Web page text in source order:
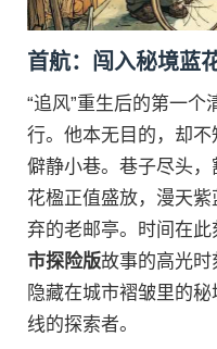
首航：闯入秘境蓝
“追风”重生后的第一
行。他本无目的，却
僻静小巷。巷子尽头
花楹正值盛放，漫天
弃的老邮亭。时间在
市探险版故事的高光时
隐藏在城市褶皱里的
线的探索者。